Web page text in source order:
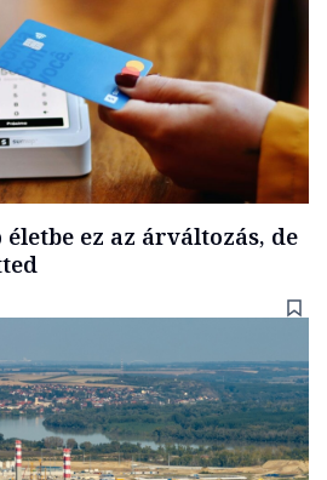
életbe ez az árváltozás, de